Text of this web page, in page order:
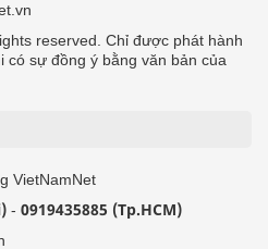
reserved. Chỉ được phát hành
có sự đồng ý bằng văn bản của
VietNamNet
- 0919435885 (Tp.HCM)